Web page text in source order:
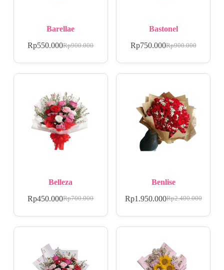
Barellae
Rp900.000
Rp550.000
Bastonel
Rp900.000
Rp750.000
Belleza
Rp700.000
Rp450.000
Benlise
Rp2.400.000
Rp1.950.000